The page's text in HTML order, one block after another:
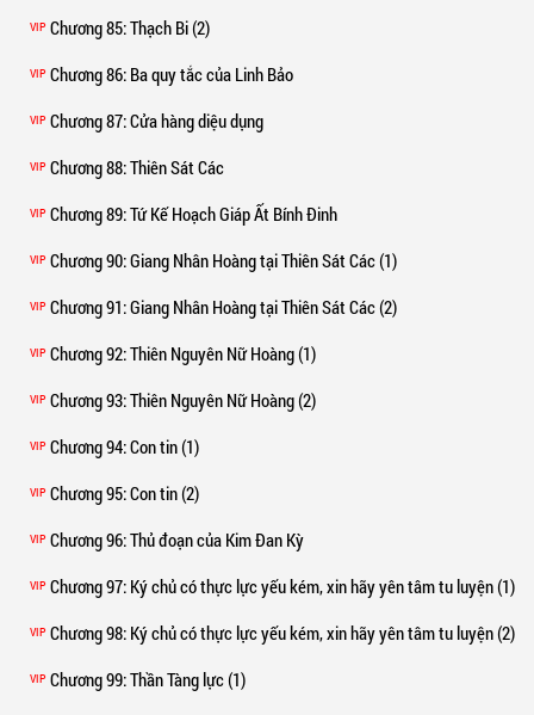
VIP Chương 85: Thạch Bi (2)
VIP Chương 86: Ba quy tắc của Linh Bảo
VIP Chương 87: Cửa hàng diệu dụng
VIP Chương 88: Thiên Sát Các
VIP Chương 89: Tứ Kế Hoạch Giáp Ất Bính Đinh
VIP Chương 90: Giang Nhân Hoàng tại Thiên Sát Các (1)
VIP Chương 91: Giang Nhân Hoàng tại Thiên Sát Các (2)
VIP Chương 92: Thiên Nguyên Nữ Hoàng (1)
VIP Chương 93: Thiên Nguyên Nữ Hoàng (2)
VIP Chương 94: Con tin (1)
VIP Chương 95: Con tin (2)
VIP Chương 96: Thủ đoạn của Kim Đan Kỳ
VIP Chương 97: Ký chủ có thực lực yếu kém, xin hãy yên tâm tu luyện (1)
VIP Chương 98: Ký chủ có thực lực yếu kém, xin hãy yên tâm tu luyện (2)
VIP Chương 99: Thần Tàng lực (1)